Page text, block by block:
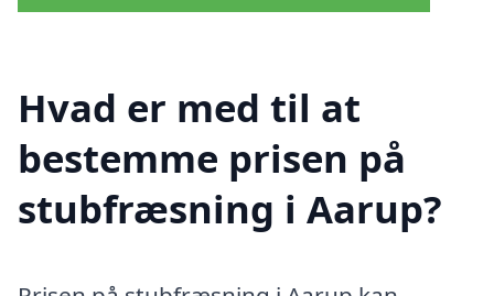
Hvad er med til at
bestemme prisen på
stubfræsning i Aarup?